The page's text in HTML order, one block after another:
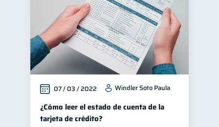
07 / 03 / 2022 Windler Soto Paula
¿Cómo leer el estado de cuenta de la
tarjeta de crédito?